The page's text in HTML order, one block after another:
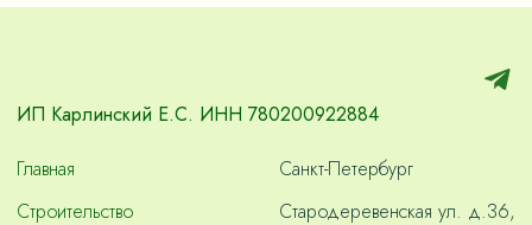
ИП Карлинский Е.С. ИНН 780200922884
Главная
Строительство
Санкт-Петербург
Стародеревенская ул. д.36,